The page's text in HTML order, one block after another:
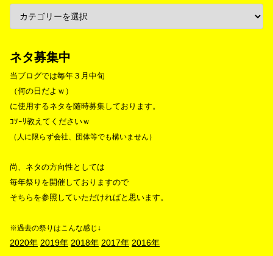
ネタ募集中
当ブログでは毎年３月中旬
（何の日だよｗ）
に使用するネタを随時募集しております。
ｺｿｰﾘ教えてくださいｗ
（人に限らず会社、団体等でも構いません）
尚、ネタの方向性としては
毎年祭りを開催しておりますので
そちらを参照していただければと思います。
※過去の祭りはこんな感じ↓
2020年 2019年 2018年 2017年 2016年